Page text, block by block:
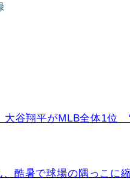
大谷翔平がMLB全体1位
、酷暑で球場の隅っこに